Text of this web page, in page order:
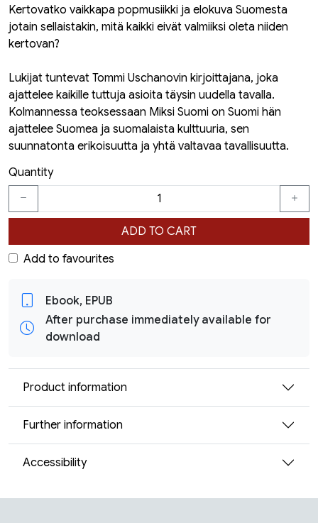
Kertovatko vaikkapa popmusiikki ja elokuva Suomesta
jotain sellaistakin, mitä kaikki eivät valmiiksi oleta niiden
kertovan?
Lukijat tuntevat Tommi Uschanovin kirjoittajana, joka
ajattelee kaikille tuttuja asioita täysin uudella tavalla.
Kolmannessa teoksessaan Miksi Suomi on Suomi hän
ajattelee Suomea ja suomalaista kulttuuria, sen
suunnatonta erikoisuutta ja yhtä valtavaa tavallisuutta.
Quantity
ADD TO CART
Add to favourites
Ebook, EPUB
After purchase immediately available for
download
Product information
Further information
Accessibility